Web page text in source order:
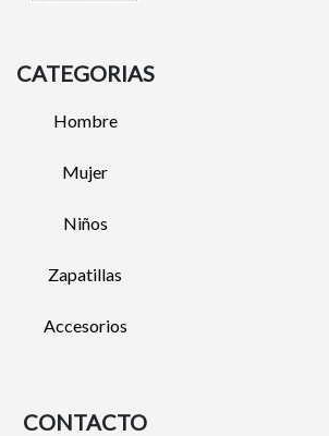
CATEGORIAS
Hombre
Mujer
Niños
Zapatillas
Accesorios
CONTACTO